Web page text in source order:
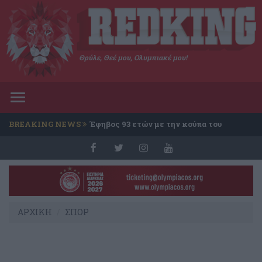
Θρύλε, Θεέ μου, Ολυμπιακέ μου!
Toggle
BREAKING NEWS Έφηβος 93 ετών με την κούπα του
ΑΡΧΙΚΗ ΣΠΟΡ